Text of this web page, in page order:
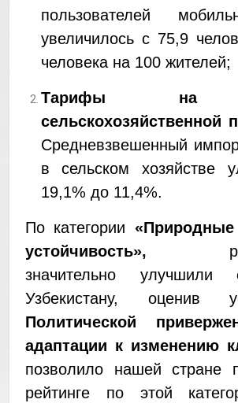
пользователей
увеличилось с 75,9
человека на 100 жителей;
Тарифы на
сельскохозяйственной
Средневзвешенный
в сельском хозяйстве
19,1% до 11,4%.
По категории
устойчивость»,
значительно улучшили
Узбекистану, оценив
Политической
адаптации к изменению
позволило нашей стране
рейтинге по этой